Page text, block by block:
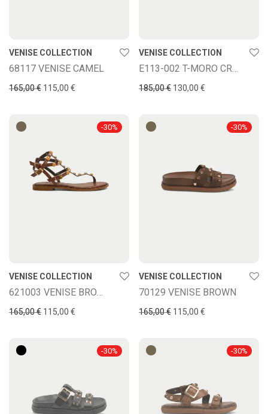
VENISE COLLECTION
68117 VENISE CAMEL
165,00€ 115,00 €
VENISE COLLECTION
185,00€ 130,00 €
-30%
VENISE COLLECTION
621003 VENISE BROWN
165,00€ 115,00 €
-30%
VENISE COLLECTION
70129 VENISE BROWN
165,00€ 115,00 €
-30% -30%